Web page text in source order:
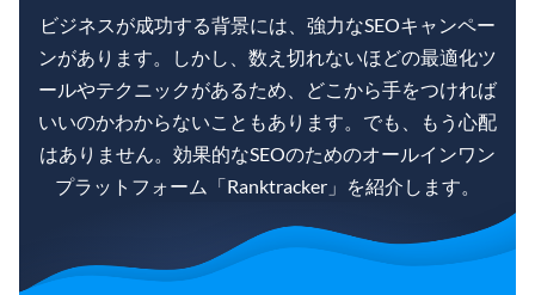
ビジネスが成功する背景には、強力なSEOキャンペー
ンがあります。しかし、数え切れないほどの最適化ツ
ールやテクニックがあるため、どこから手をつければ
いいのかわからないこともあります。でも、もう心配
はありません。効果的なSEOのためのオールインワン
プラットフォーム「Ranktracker」を紹介します。